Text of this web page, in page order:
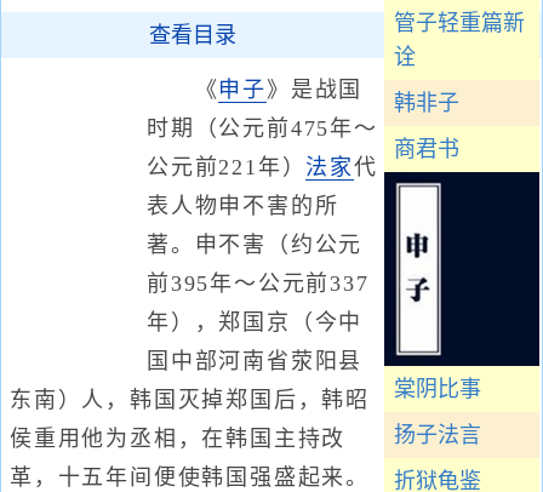
管子轻重篇新
诠
韩非子
商君书
棠阴比事
扬子法言
折狱龟鉴
查看目录
《 申子》是战国
时期（公元前475年～
公元前221年） 法家代
表人物申不害的所
著。申不害（约公元
前395年～公元前337
年），郑国京（今中
国中部河南省荥阳县
东南）人，韩国灭掉郑国后，韩昭
侯重用他为丞相，在韩国主持改
革，十五年间便使韩国强盛起来。